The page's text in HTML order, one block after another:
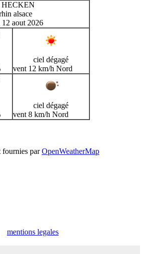
HECKEN
alsace
12 aout 2026
ciel dégagé
vent 12 km/h Nord
ciel dégagé
vent 8 km/h Nord
fournies parOpenWeatherMap
mentions legales